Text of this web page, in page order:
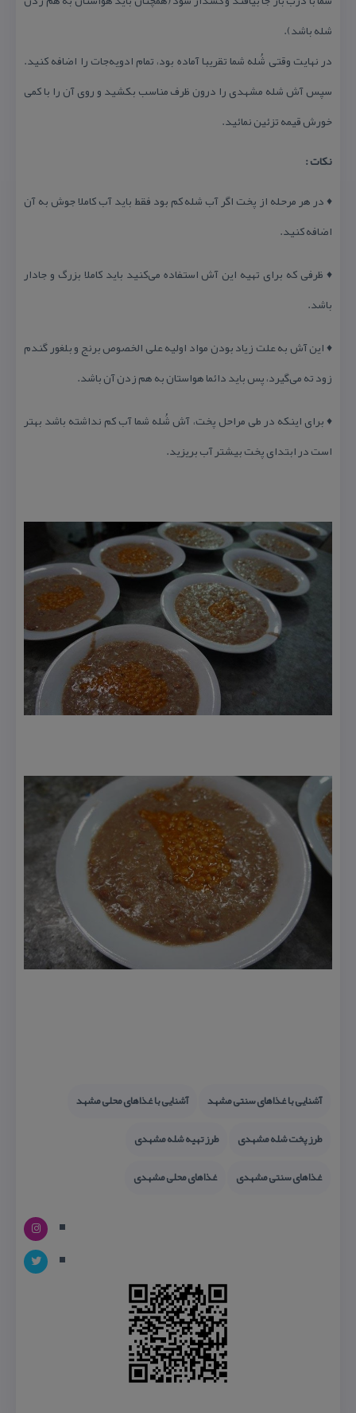
شله باشد).
در نهایت وقتی شُله شما تقریبا آماده بود، تمام ادویه‌جات را اضافه كنید.
سپس آش شله مشهدی را درون ظرف مناسب بكشید و روی آن را با كمی
خورش قیمه تزئین نمائید.
نكات :
♦ در هر مرحله از پخت اگر آب شله كم بود فقط باید آب كاملا جوش به آن
اضافه كنید.
♦ ظرفی كه برای تهیه این آش استفاده می‌كنید باید كاملا بزرگ و جادار
باشد.
♦ این آش به علت زیاد بودن مواد اولیه علی الخصوص برنج و بلغور گندم
زود ته می‌گیرد، پس باید دائما هواستان به هم زدن آن باشد.
♦ برای اینكه در طی مراحل پخت، آش شُله شما آب كم نداشته باشد بهتر
است در ابتدای پخت بیشتر آب بریزید.
آشنایی با غذاهای سنتی مشهد
آشنایی با غذاهای محلی مشهد
طرز پخت شله مشهدی
طرز تهیه شله مشهدی
غذاهای سنتی مشهدی
غذاهای محلی مشهدی